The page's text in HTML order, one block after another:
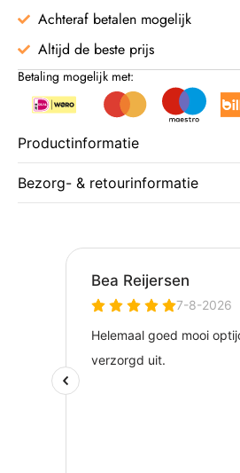
Achteraf betalen mogelijk
Altijd de beste prijs
Betaling mogelijk met:
Productinformatie
Bezorg- & retourinformatie